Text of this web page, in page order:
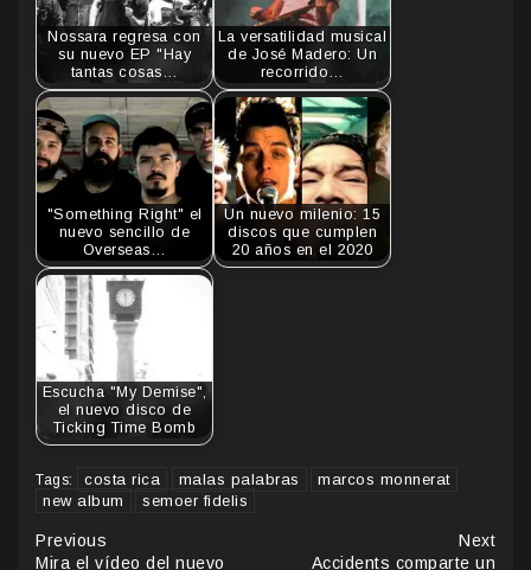
Nossara regresa con
su nuevo EP "Hay
tantas cosas…
La versatilidad musical
de José Madero: Un
recorrido…
"Something Right" el
nuevo sencillo de
Overseas…
Un nuevo milenio: 15
discos que cumplen
20 años en el 2020
Escucha "My Demise",
el nuevo disco de
Ticking Time Bomb
Tags: costa rica malas palabras
marcos monnerat
new album
semoer fidelis
Continue
Previous
Mira el vídeo del nuevo
Next
Accidents comparte un